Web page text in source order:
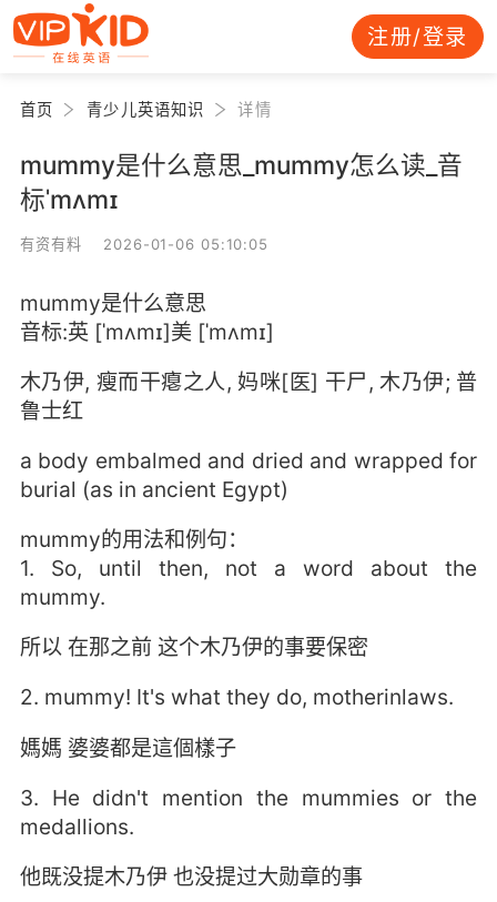
注册/登录
首页 青少儿英语知识 详情
mummy是什么意思_mummy怎么读_音
标ˈmʌmɪ
有资有料 2026-01-06 05:10:05
mummy是什么意思
音标:英 [ˈmʌmɪ]美 [ˈmʌmɪ]
木乃伊, 瘦而干瘪之人, 妈咪[医] 干尸, 木乃伊; 普
鲁士红
a body embalmed and dried and wrapped for
burial (as in ancient Egypt)
mummy的用法和例句：
1. So, until then, not a word about the
mummy.
所以 在那之前 这个木乃伊的事要保密
2. mummy! It's what they do, motherinlaws.
媽媽 婆婆都是這個樣子
3. He didn't mention the mummies or the
medallions.
他既没提木乃伊 也没提过大勋章的事